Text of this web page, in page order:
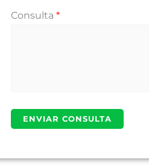
Consulta *